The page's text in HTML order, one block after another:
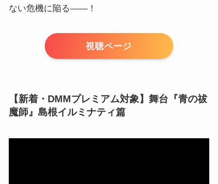
ない危機に陥る――！
視聴ページ
【新着・DMMプレミアム対象】舞台『青の祓
魔師』島根イルミナティ篇